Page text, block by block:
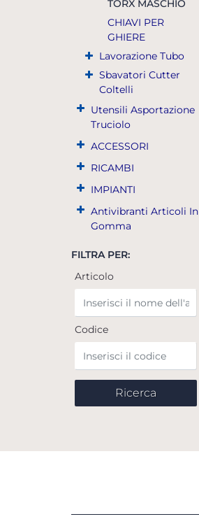
TORX MASCHIO
CHIAVI PER
GHIERE
Lavorazione Tubo
Sbavatori Cutter
Coltelli
Utensili Asportazione
Truciolo
ACCESSORI
RICAMBI
IMPIANTI
Antivibranti Articoli In
Gomma
FILTRA PER:
Articolo
Codice